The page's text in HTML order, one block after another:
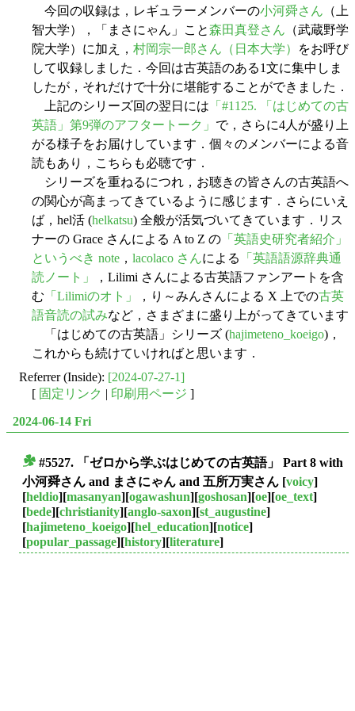
今回の収録は，レギュラーメンバーの小河舜さん （上
智大学），「まさにゃん」こと森田真登さん （武蔵野学
院大学）に加え， 村岡宗一郎さん（日本大学）
をお呼び
して収録しました．今回は古英語のある1文に集中しま
したが，それだけで十分に堪能することができました．
上記のシリーズ回の翌日には 「#1125. 「はじめての古
英語」第9弾のアフタートーク」 で，さらに4人が盛り上
がる様子をお届けしています．個々のメンバーによる音
読もあり，こちらも必聴です．
シリーズを重ねるにつれ，お聴きの皆さんの古英語へ
の関心が高まってきているように感じます．さらにいえ
ば，hel活 (helkatsu) 全般が活気づいてきています．リス
ナーの Grace さんによる A to Z の 「英語史研究者紹介」
というべき note ， lacolaco さんによる
「英語語源辞典通
読ノート」
，Lilimi さんによる古英語ファンアートを含
む 「Lilimiのオト」 ，り～みんさんによる X 上での古英
語音読の試みなど，さまざまに盛り上がってきています
「はじめての古英語」シリーズ (hajimeteno_koeigo)，
これからも続けていければと思います．
Referrer (Inside): [2024-07-27-1]
[ 固定リンク | 印刷用ページ ]
2024-06-14 Fri
#5527. 「ゼロから学ぶはじめての古英語」 Part 8 with
小河舜さん and まさにゃん and 五所万実さん [voicy]
[heldio][masanyan][ogawashun][goshosan][oe][oe_text]
[bede][christianity][anglo-saxon][st_augustine]
[hajimeteno_koeigo][hel_education][notice]
[popular_passage][history][literature]